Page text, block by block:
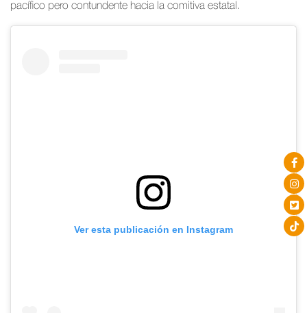
pacífico pero contundente hacia la comitiva estatal.
Ver esta publicación en Instagram